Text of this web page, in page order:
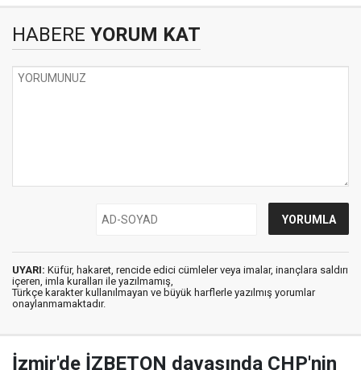
HABERE YORUM KAT
UYARI: Küfür, hakaret, rencide edici cümleler veya imalar, inançlara saldırı
içeren, imla kuralları ile yazılmamış,
Türkçe karakter kullanılmayan ve büyük harflerle yazılmış yorumlar
onaylanmamaktadır.
İzmir'de İZBETON davasında CHP'nin